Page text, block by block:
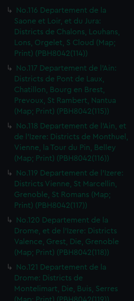
No.116 Departement de la
Saone et Loir, et du Jura:
Districts de Chalons, Louhans,
Lons, Orgelet, S Cloud (Map;
Print) (PBH8042(114))
No.117 Departement de l'Ain:
Districts de Pont de Laux,
Chatillon, Bourg en Brest,
Prevoux, St Rambert, Nantua
(Map; Print) (PBH8042(115))
No.118 Departement de l'Ain, et
de l'Izere: Districts de Monthuel,
Vienne, la Tour du Pin, Belley
(Map; Print) (PBH8042(116))
No.119 Departement de l'Izere:
Districts Vienne, St Marcellin,
Grenoble, St Romans (Map;
Print) (PBH8042(117))
No.120 Departement de la
Drome, et de l'Izere: Districts
Valence, Grest, Die, Grenoble
(Map; Print) (PBH8042(118))
No.121 Departement de la
Drome: Districts de
Montelimart, Die, Buis, Serres